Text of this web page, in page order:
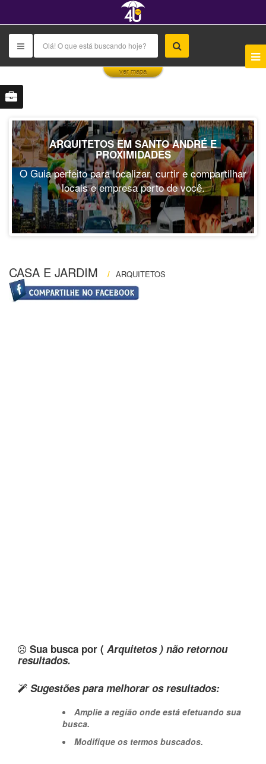
ver mapa
ARQUITETOS EM SANTO ANDRÉ E
PROXIMIDADES
O Guia perfeito para localizar, curtir e compartilhar
locais e empresa perto de você.
CASA E JARDIM / ARQUITETOS
Sua busca por ( Arquitetos ) não retornou
resultados.
Sugestões para melhorar os resultados:
Amplie a região onde está efetuando sua
busca.
Modifique os termos buscados.